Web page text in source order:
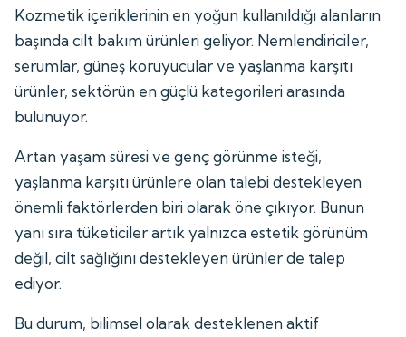
Kozmetik içeriklerinin en yoğun kullanıldığı alanların
başında cilt bakım ürünleri geliyor. Nemlendiriciler,
serumlar, güneş koruyucular ve yaşlanma karşıtı
ürünler, sektörün en güçlü kategorileri arasında
bulunuyor.
Artan yaşam süresi ve genç görünme isteği,
yaşlanma karşıtı ürünlere olan talebi destekleyen
önemli faktörlerden biri olarak öne çıkıyor. Bunun
yanı sıra tüketiciler artık yalnızca estetik görünüm
değil, cilt sağlığını destekleyen ürünler de talep
ediyor.
Bu durum, bilimsel olarak desteklenen aktif